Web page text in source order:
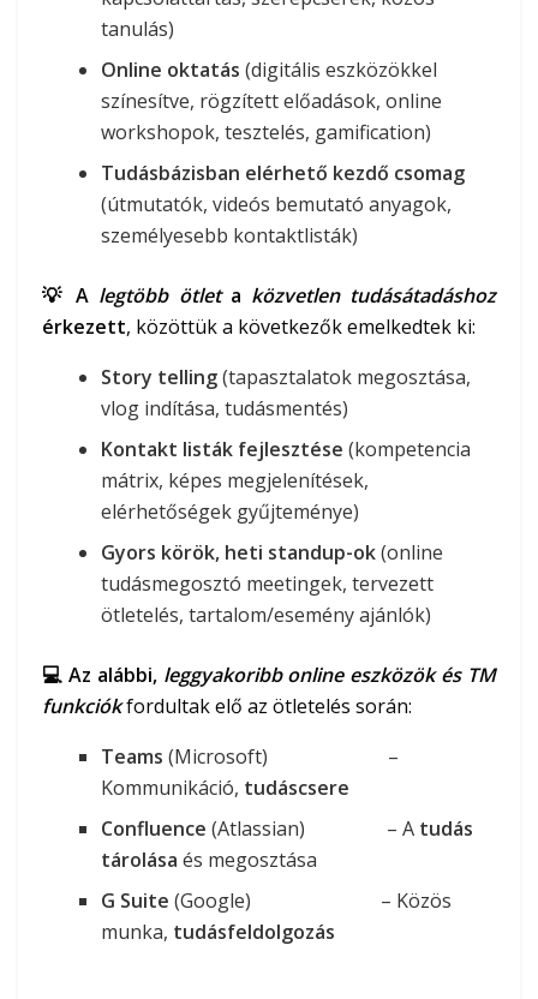
tanulás)
Online oktatás(digitális eszközökkel
színesítve, rögzített előadások, online
workshopok, tesztelés, gamification)
Tudásbázisban elérhető kezdő csomag
(útmutatók, videós bemutató anyagok,
személyesebb kontaktlisták)
💡 A legtöbb ötleta közvetlen tudásátadáshoz
érkezett, közöttük a következők emelkedtek ki:
Story telling(tapasztalatok megosztása,
vlog indítása, tudásmentés)
Kontakt listák fejlesztése (kompetencia
mátrix, képes megjelenítések,
elérhetőségek gyűjteménye)
Gyors körök, heti standup-ok(online
tudásmegosztó meetingek, tervezett
ötletelés, tartalom/esemény ajánlók)
💻 Az alábbi, leggyakoribb online eszközök és TM
funkciókfordultak elő az ötletelés során:
Teams (Microsoft) –
Kommunikáció, tudáscsere
Confluence (Atlassian) – A tudás
tárolása és megosztása
G Suite (Google) – Közös
munka, tudásfeldolgozás